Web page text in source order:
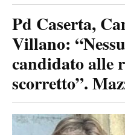
Pd Caserta,
Villano:
candidato alle
scorretto”.